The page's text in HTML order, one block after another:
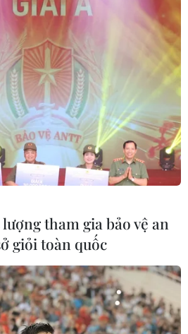
tham gia bảo vệ an
giỏi toàn quốc